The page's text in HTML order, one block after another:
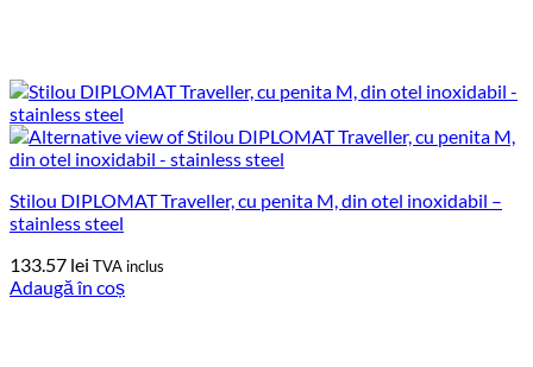
Stilou DIPLOMAT Traveller, cu penita M, din otel inoxidabil –
stainless steel
133.57 lei TVA inclus
Adaugă în coș